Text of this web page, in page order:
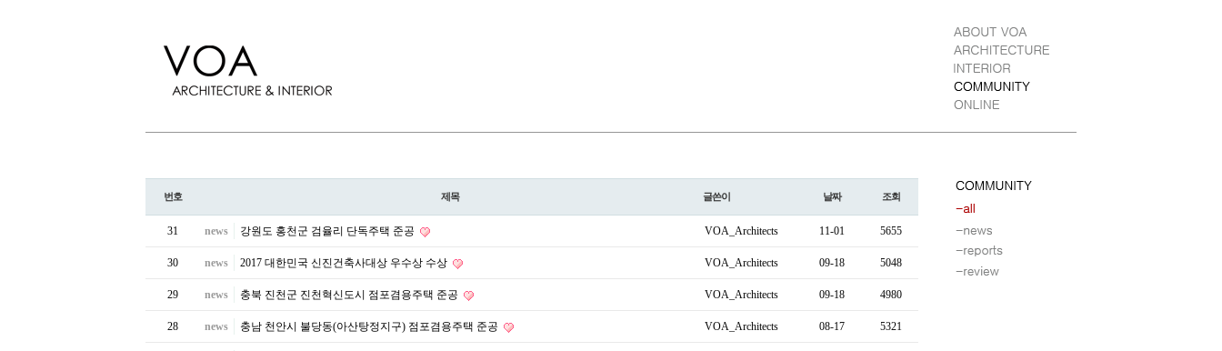
번호 제목 글쓴이 날짜 조회
31 news 강원도 홍천군 검율리 단독주택 준공 VOA_Architects 11-01 5655
30 news 2017 대한민국 신진건축사대상 우수상 수상 VOA_Architects 09-18 5048
29 news 충북 진천군 진천혁신도시 점포겸용주택 준공 VOA_Architects 09-18 4980
28 news 충남 천안시 불당동(아산탕정지구) 점포겸용주택 준공 VOA_Architects 08-17 5321